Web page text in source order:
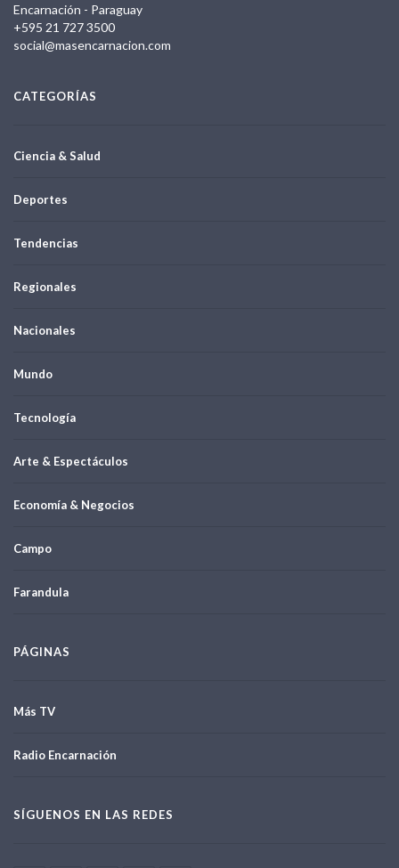
Encarnación - Paraguay
+595 21 727 3500
social@masencarnacion.com
CATEGORÍAS
Ciencia & Salud
Deportes
Tendencias
Regionales
Nacionales
Mundo
Tecnología
Arte & Espectáculos
Economía & Negocios
Campo
Farandula
PÁGINAS
Más TV
Radio Encarnación
SÍGUENOS EN LAS REDES